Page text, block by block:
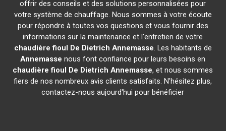
offrir des conseils et des solutions personnalisées pour
votre système de chauffage. Nous sommes à votre écoute
pour répondre à toutes vos questions et vous fournir des
informations sur la maintenance et l'entretien de votre
chaudière fioul De Dietrich Annemasse. Les habitants de
Annemasse nous font confiance pour leurs besoins en
chaudière fioul De Dietrich Annemasse, et nous sommes
fiers de nos nombreux avis clients satisfaits. N'hésitez plus,
contactez-nous aujourd'hui pour bénéficier